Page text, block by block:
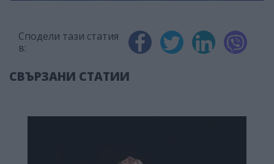
Сподели тази статия
в:
СВЪРЗАНИ СТАТИИ